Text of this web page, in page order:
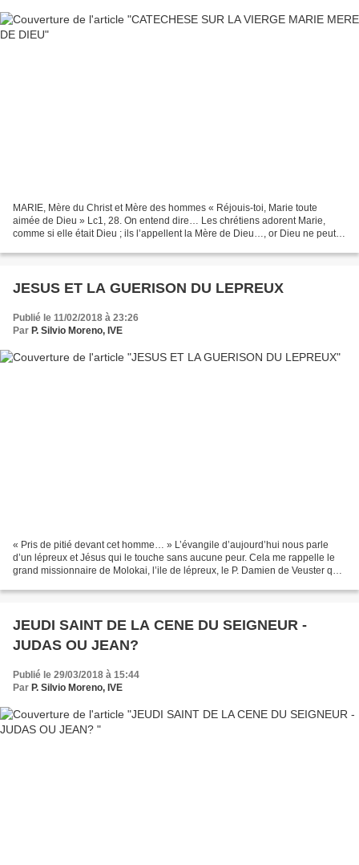
MARIE, Mère du Christ et Mère des hommes « Réjouis-toi, Marie toute
aimée de Dieu » Lc1, 28. On entend dire… Les chrétiens adorent Marie,
comme si elle était Dieu ; ils l’appellent la Mère de Dieu…, or Dieu ne peut
JESUS ET LA GUERISON DU LEPREUX
Publié le 11/02/2018 à 23:26
Par P. Silvio Moreno, IVE
« Pris de pitié devant cet homme… » L’évangile d’aujourd’hui nous parle
d’un lépreux et Jésus qui le touche sans aucune peur. Cela me rappelle le
grand missionnaire de Molokai, l’ile de lépreux, le P. Damien de Veuster qui
JEUDI SAINT DE LA CENE DU SEIGNEUR -
JUDAS OU JEAN?
Publié le 29/03/2018 à 15:44
Par P. Silvio Moreno, IVE